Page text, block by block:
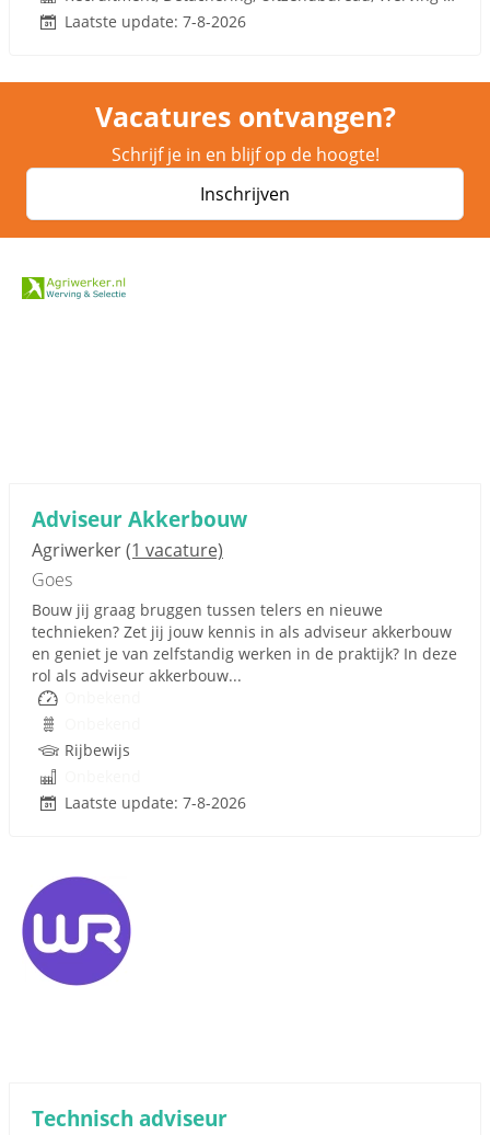
Laatste update: 7-8-2026
Vacatures ontvangen?
Schrijf je in en blijf op de hoogte!
Inschrijven
Adviseur Akkerbouw
Agriwerker(1 vacature)
Goes
Bouw jij graag bruggen tussen telers en nieuwe
technieken? Zet jij jouw kennis in als adviseur akkerbouw
en geniet je van zelfstandig werken in de praktijk? In deze
rol als adviseur akkerbouw...
Rijbewijs
Laatste update: 7-8-2026
Technisch adviseur